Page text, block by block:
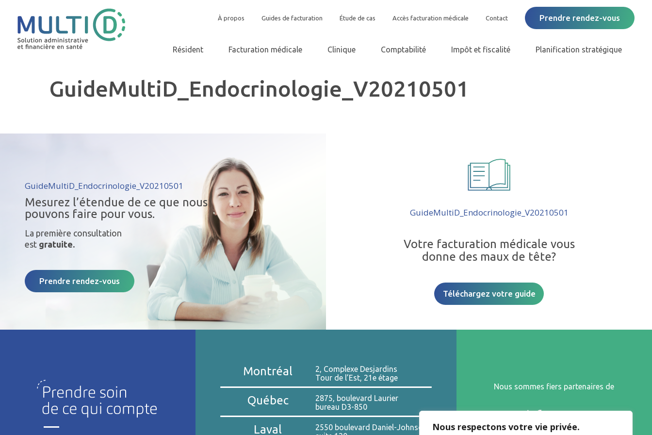
Nous respectons votre vie privée.
À propos Guides de facturation Étude de cas Accès facturation médicale Contact Prendre rendez-vous
Résident Facturation médicale Clinique Comptabilité Impôt et fiscalité Planification stratégique
GuideMultiD_Endocrinologie_V20210501
GuideMultiD_Endocrinologie_V20210501
Mesurez l’étendue de ce que nous
pouvons faire pour vous.
La première consultation
est gratuite.
Prendre rendez-vous
GuideMultiD_Endocrinologie_V20210501
Votre facturation médicale vous
donne des maux de tête?
Téléchargez votre guide
Montréal
2, Complexe Desjardins
Tour de l’Est, 21e étage
Québec
2875, boulevard Laurier
bureau D3-850
Laval
2550 boulevard Daniel-Johnson,
Nous sommes fiers partenaires de